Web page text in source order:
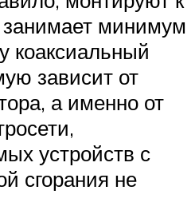
минимум
коаксиальный
зависит от
а именно от
устройств с
сгорания не